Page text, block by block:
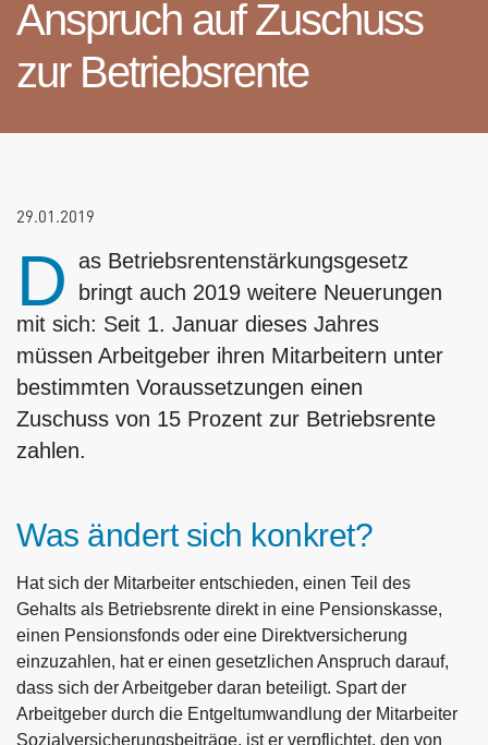
Anspruch auf Zuschuss
zur Betriebsrente
29.01.2019
D as Betriebsrentenstärkungsgesetz
bringt auch 2019 weitere Neuerungen
mit sich: Seit 1. Januar dieses Jahres
müssen Arbeitgeber ihren Mitarbeitern unter
bestimmten Voraussetzungen einen
Zuschuss von 15 Prozent zur Betriebsrente
zahlen.
Was ändert sich konkret?
Hat sich der Mitarbeiter entschieden, einen Teil des
Gehalts als Betriebsrente direkt in eine Pensionskasse,
einen Pensionsfonds oder eine Direktversicherung
einzuzahlen, hat er einen gesetzlichen Anspruch darauf,
dass sich der Arbeitgeber daran beteiligt. Spart der
Arbeitgeber durch die Entgeltumwandlung der Mitarbeiter
Sozialversicherungsbeiträge, ist er verpflichtet, den von